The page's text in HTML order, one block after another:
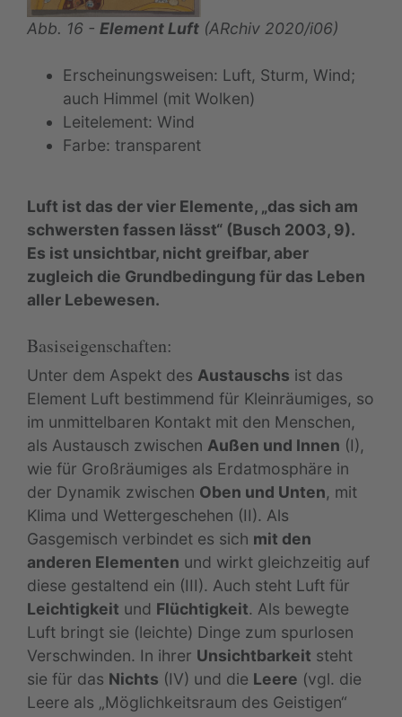
Abb. 16 - Element Luft (ARchiv 2020/i06)
Erscheinungsweisen: Luft, Sturm, Wind;
auch Himmel (mit Wolken)
Leitelement: Wind
Farbe: transparent
Luft ist das der vier Elemente, „das sich am
schwersten fassen lässt“ (Busch 2003, 9).
Es ist unsichtbar, nicht greifbar, aber
zugleich die Grundbedingung für das Leben
aller Lebewesen.
Basiseigenschaften:
Unter dem Aspekt des Austauschs ist das
Element Luft bestimmend für Kleinräumiges, so
im unmittelbaren Kontakt mit den Menschen,
als Austausch zwischen Außen und Innen (I),
wie für Großräumiges als Erdatmosphäre in
der Dynamik zwischen Oben und Unten, mit
Klima und Wettergeschehen (II). Als
Gasgemisch verbindet es sich mit den
anderen Elementen und wirkt gleichzeitig auf
diese gestaltend ein (III). Auch steht Luft für
Leichtigkeit und Flüchtigkeit. Als bewegte
Luft bringt sie (leichte) Dinge zum spurlosen
Verschwinden. In ihrer Unsichtbarkeit steht
sie für das Nichts (IV) und die Leere (vgl. die
Leere als „Möglichkeitsraum des Geistigen“